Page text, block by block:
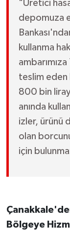
"Üretici
depomuza
kullanma
teslim eden
800 bin
anında
izler, ürünü
olan
için
Bölgeye